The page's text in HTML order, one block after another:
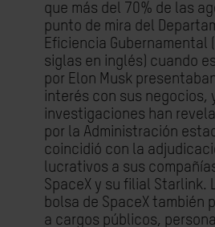
que más del 70% de las
punto de mira del
Eficiencia Gubernamental
siglas en inglés) cuando
por Elon Musk
interés con sus negocios,
investigaciones han
por la Administración
coincidió con la
lucrativos a sus
SpaceX y su filial Starlink.
bolsa de SpaceX también
a cargos públicos,